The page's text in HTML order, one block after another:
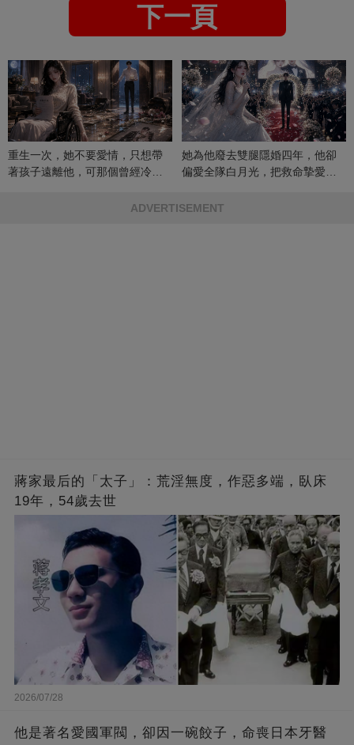
下一頁
重生一次，她不要愛情，只想帶
著孩子遠離他，可那個曾經冷漠
她為他廢去雙腿隱婚四年，他卻
偏愛全隊白月光，把救命摯愛當
ADVERTISEMENT
蔣家最后的「太子」：荒淫無度，作惡多端，臥床
19年，54歲去世
2026/07/28
他是著名愛國軍閥，卻因一碗餃子，命喪日本牙醫